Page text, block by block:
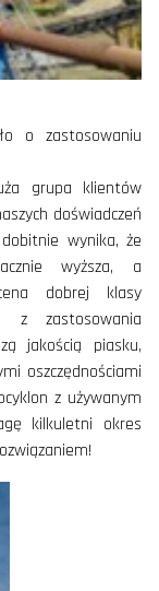
o zastosowaniu
grupa klientów
doświadczeń
wynika, że
wyższa, a
dobrej klasy
z zastosowania
jakością piasku,
oszczędnościami
z używanym
kilkuletni okres